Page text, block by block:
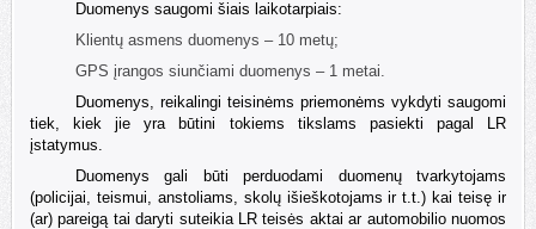
Duomenys saugomi šiais laikotarpiais:
Klientų asmens duomenys – 10 metų;
GPS įrangos siunčiami duomenys – 1metai.
Duomenys, reikalingi teisinėms priemonėms vykdyti saugomi
tiek, kiek jie yra būtini tokiems tikslams pasiekti pagal LR
įstatymus.
Duomenys gali būti perduodami duomenų tvarkytojams
(policijai, teismui, anstoliams, skolų išieškotojams ir t.t.) kai teisę ir
(ar) pareigą tai daryti suteikia LR teisės aktai ar automobilio nuomos